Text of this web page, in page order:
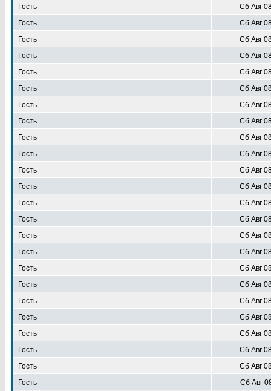
Гость
Сб Авг
Гость
Сб Авг
Гость
Сб Авг
Гость
Сб Авг
Гость
Сб Авг
Гость
Сб Авг
Гость
Сб Авг
Гость
Сб Авг
Гость
Сб Авг
Гость
Сб Авг
Гость
Сб Авг
Гость
Сб Авг
Гость
Сб Авг
Гость
Сб Авг
Гость
Сб Авг
Гость
Сб Авг
Гость
Сб Авг
Гость
Сб Авг
Гость
Сб Авг
Гость
Сб Авг
Гость
Сб Авг
Гость
Сб Авг
Гость
Сб Авг
Гость
Сб Авг